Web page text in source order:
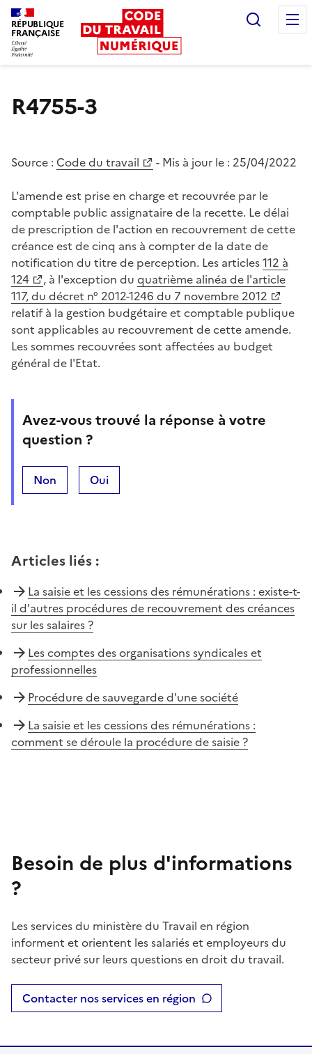
RÉPUBLIQUE
FRANÇAISE
R4755-3
Source : Code du travail - Mis à jour le : 25/04/2022
L'amende est prise en charge et recouvrée par le
comptable public assignataire de la recette. Le délai
de prescription de l'action en recouvrement de cette
créance est de cinq ans à compter de la date de
notification du titre de perception. Les articles112 à
124
, à l'exception du quatrième alinéa de l'article
117, du décret n° 2012-1246 du 7 novembre 2012
relatif à la gestion budgétaire et comptable publique
sont applicables au recouvrement de cette amende.
Les sommes recouvrées sont affectées au budget
général de l'Etat.
Avez-vous trouvé la réponse à votre
question ?
Non Oui
Articles liés :
La saisie et les cessions des rémunérations : existe-t-
il d'autres procédures de recouvrement des créances
sur les salaires ?
Les comptes des organisations syndicales et
professionnelles
Procédure de sauvegarde d'une société
La saisie et les cessions des rémunérations :
comment se déroule la procédure de saisie ?
Besoin de plus d'informations
?
Les services du ministère du Travail en région
informent et orientent les salariés et employeurs du
secteur privé sur leurs questions en droit du travail.
Contacter nos services en région